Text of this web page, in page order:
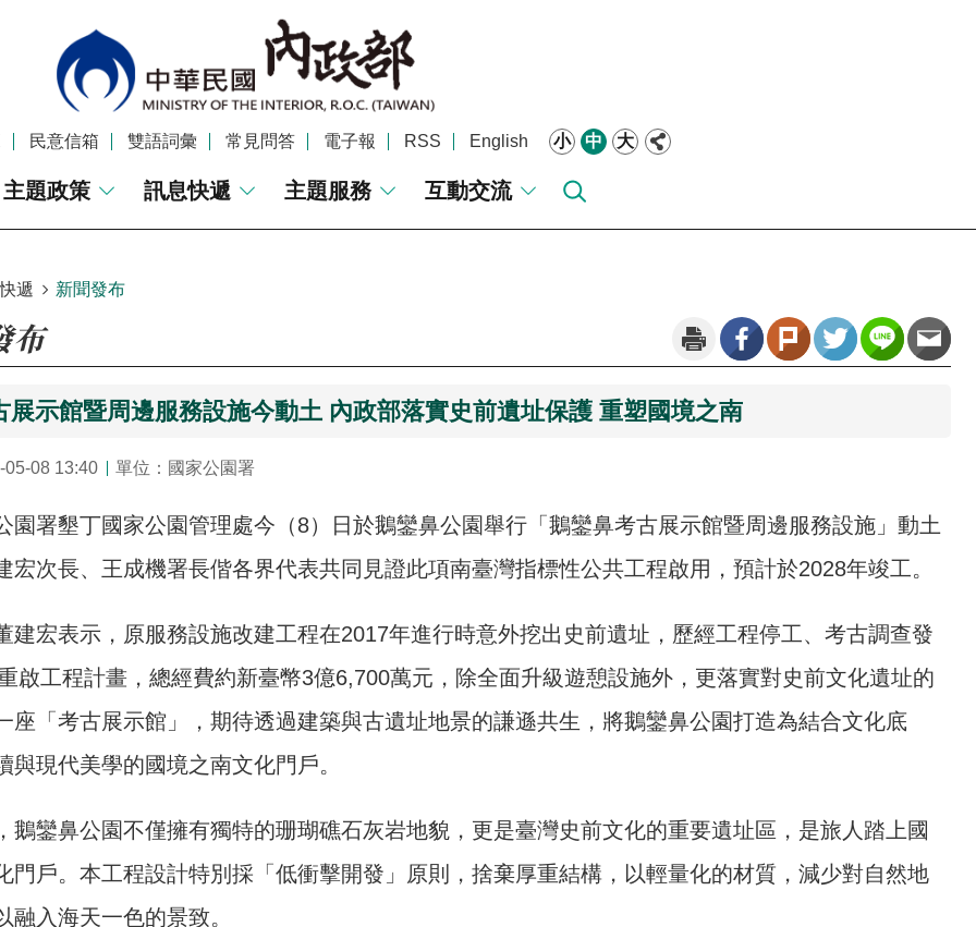
民意信箱 雙語詞彙 常見問答 電子報 RSS English 小 中 大
主題政策 訊息快遞 主題服務 互動交流
遞 新聞發布
布
展示館暨周邊服務設施今動土 內政部落實史前遺址保護 重塑國境之南
05-08 13:40 單位：國家公園署
園署墾丁國家公園管理處今（8）日於鵝鑾鼻公園舉行「鵝鑾鼻考古展示館暨周邊服務設施」動土
宏次長、王成機署長偕各界代表共同見證此項南臺灣指標性公共工程啟用，預計於2028年竣工。
建宏表示，原服務設施改建工程在2017年進行時意外挖出史前遺址，歷經工程停工、考古調查發
啟工程計畫，總經費約新臺幣3億6,700萬元，除全面升級遊憩設施外，更落實對史前文化遺址的
座「考古展示館」，期待透過建築與古遺址地景的謙遜共生，將鵝鑾鼻公園打造為結合文化底
與現代美學的國境之南文化門戶。
鵝鑾鼻公園不僅擁有獨特的珊瑚礁石灰岩地貌，更是臺灣史前文化的重要遺址區，是旅人踏上國
門戶。本工程設計特別採「低衝擊開發」原則，捨棄厚重結構，以輕量化的材質，減少對自然地
融入海天一色的景致。